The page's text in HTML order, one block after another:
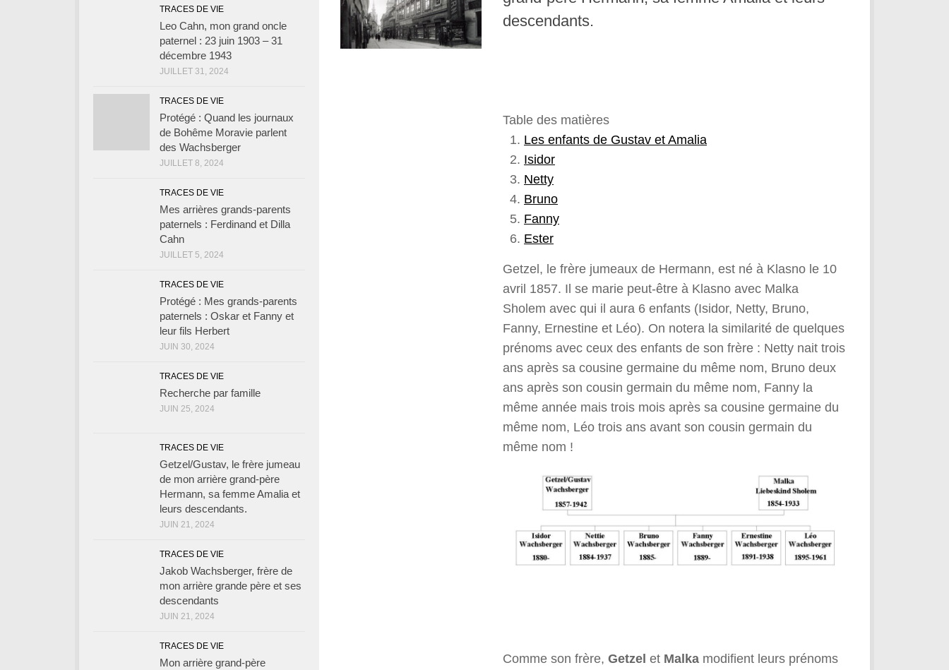
descendants.
Table des matières
Les enfants de Gustav et Amalia
Isidor
Netty
Bruno
Fanny
Ester
Getzel, le frère jumeaux de Hermann, est né à Klasno le 10
avril 1857. Il se marie peut-être à Klasno avec Malka
Sholem avec qui il aura 6 enfants (Isidor, Netty, Bruno,
Fanny, Ernestine et Léo). On notera la similarité de quelques
prénoms avec ceux des enfants de son frère : Netty nait trois
ans après sa cousine germaine du même nom, Bruno deux
ans après son cousin germain du même nom, Fanny la
même année mais trois mois après sa cousine germaine du
même nom, Léo trois ans avant son cousin germain du
même nom !
Comme son frère, Getzel et Malka modifient leurs prénoms
TRACES DE VIE
Leo Cahn, mon grand oncle
paternel : 23 juin 1903 – 31
décembre 1943
JUILLET 31, 2024
TRACES DE VIE
Protégé : Quand les journaux
de Bohême Moravie parlent
des Wachsberger
JUILLET 8, 2024
TRACES DE VIE
Mes arrières grands-parents
paternels : Ferdinand et Dilla
Cahn
JUILLET 5, 2024
TRACES DE VIE
Protégé : Mes grands-parents
paternels : Oskar et Fanny et
leur fils Herbert
JUIN 30, 2024
TRACES DE VIE
Recherche par famille
JUIN 25, 2024
TRACES DE VIE
Getzel/Gustav, le frère jumeau
de mon arrière grand-père
Hermann, sa femme Amalia et
leurs descendants.
JUIN 21, 2024
TRACES DE VIE
Jakob Wachsberger, frère de
mon arrière grande père et ses
descendants
JUIN 21, 2024
TRACES DE VIE
Mon arrière grand-père